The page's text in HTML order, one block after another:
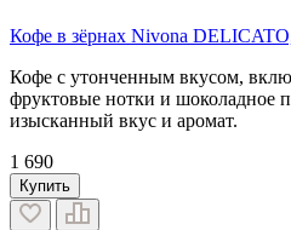
Кофе в зёрнах Nivona
Кофе с утонченным вкусом,
фруктовые нотки и шоколадное
изысканный вкус и аромат.
1 690
Купить